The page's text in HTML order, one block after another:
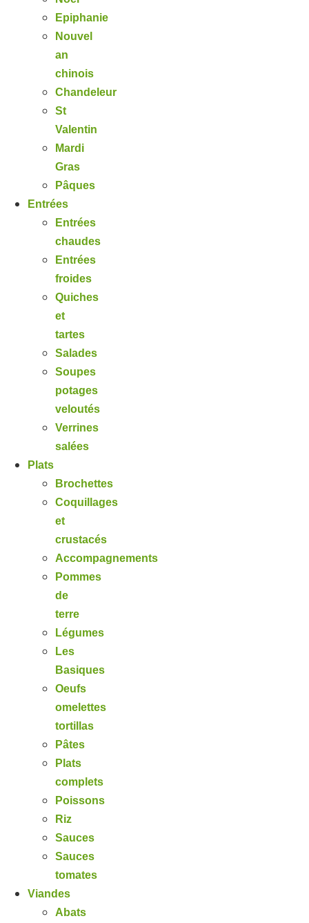
Epiphanie
Nouvel
an
chinois
Chandeleur
St
Valentin
Mardi
Gras
Pâques
Entrées
Entrées
chaudes
Entrées
froides
Quiches
et
tartes
Salades
Soupes
potages
veloutés
Verrines
salées
Plats
Brochettes
Coquillages
et
crustacés
Accompagnements
Pommes
de
terre
Légumes
Les
Basiques
Oeufs
omelettes
tortillas
Pâtes
Plats
complets
Poissons
Riz
Sauces
Sauces
tomates
Viandes
Abats